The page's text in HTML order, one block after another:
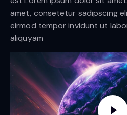
amet, consetetur sadipscing
eirmod tempor invidunt ut
aliquyam